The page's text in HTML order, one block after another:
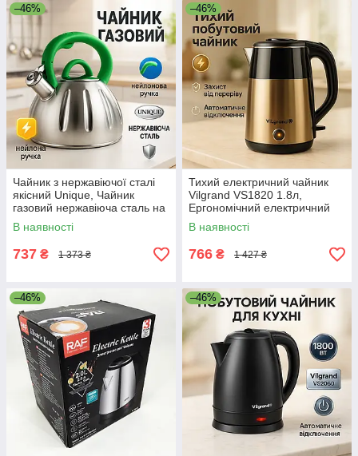
–46%
Чайник з нержавіючої сталі
якісний Unique, Чайник
газовий нержавіюча сталь на
плиту для кухні MF-29
В наявності
737 ₴ 1 373 ₴
–46%
Тихий електричний чайник
Vilgrand VS1820 1.8л,
Ергономічний електричний
чайник, Електрочайник
відмінний FW-52
В наявності
766 ₴ 1 427 ₴
–46% –46%